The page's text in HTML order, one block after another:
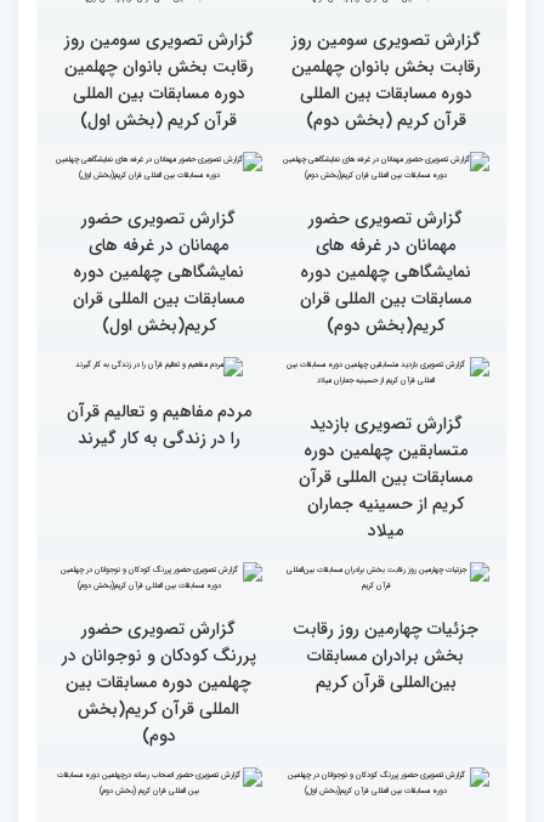
بالاترین سطح برگزاری
مسابقات قرآن را در ایران
شاهد بودم
ایران مهد قرآن است/ سطح
مسابقات ایران خیلی بالاست
گزارش تصویری سومین روز
رقابت بخش بانوان چهلمین
دوره مسابقات بین المللی
قرآن کریم (بخش دوم)
گزارش تصویری سومین روز
رقابت بخش بانوان چهلمین
دوره مسابقات بین المللی
قرآن کریم (بخش اول)
مهمانان در غرفه های
نمایشگاهی چهلمین دوره
مسابقات بین المللی قران
کریم(بخش دوم)
گزارش تصویری حضور
مهمانان در غرفه های
نمایشگاهی چهلمین دوره
متسابقین چهلمین دوره
مسابقات بین المللی قرآن
کریم از حسینیه جماران
مردم مفاهیم و تعالیم قرآن
را در زندگی به کار گیرند